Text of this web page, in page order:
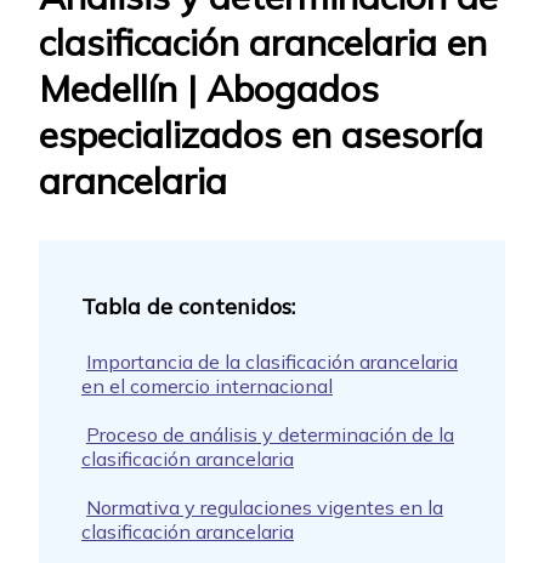
clasificación arancelaria en
Medellín | Abogados
especializados en asesoría
arancelaria
Importancia de la clasificación arancelaria
en el comercio internacional
Proceso de análisis y determinación de la
clasificación arancelaria
Normativa y regulaciones vigentes en la
clasificación arancelaria